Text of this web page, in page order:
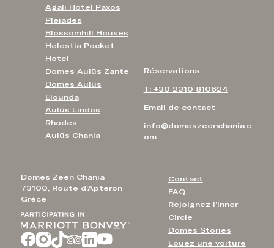
Domes Zeen Chania
73100, Route d'Apteron
Grèce
Contact
FAQ
Rejoignez l’Inner
Circle
Domes Stories
Louez une voiture
Réservations
T: +30 2310 810624
Email de contact
info@domeszeenchania.c
om
Agali Hotel Paxos
Pleiades
Blossomhill Houses
Helestia Pocket
Hotel
Domes Aulūs Zante
Domes Aulūs
Elounda
Aulūs Lindos
Rhodes
Aulūs Chania